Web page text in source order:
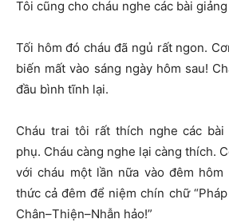
Tôi cũng cho cháu nghe các bài
Tối hôm đó cháu đã ngủ rất ngon.
biến mất vào sáng ngày hôm sau!
đầu bình tĩnh lại.
Cháu trai tôi rất thích nghe các bài
phụ. Cháu càng nghe lại càng thích.
với cháu một lần nữa vào đêm
thức cả đêm để niệm chín chữ
Chân–Thiện–Nhẫn hảo!”